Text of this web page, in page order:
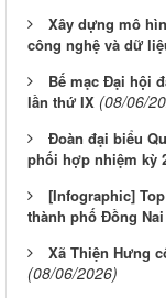
Xây dựng mô
công nghệ và dữ
Bế mạc Đại hội
lần thứ IX (08/06/
Đoàn đại biểu
phối hợp nhiệm kỳ
[Infographic]
thành phố Đồng Nai
Xã Thiện Hưng
(08/06/2026)